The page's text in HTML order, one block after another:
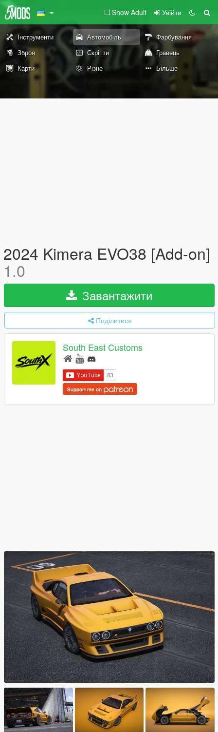
Show Adult Увійти
Інструменти Автомобіль
Фарбування
Зброя
Скріпти
Гравець
Карти
Різне Більше
2024 Kimera EVO38 [Add-on]
1.0
Завантажити
Поділитися
South East Customs
Support me on